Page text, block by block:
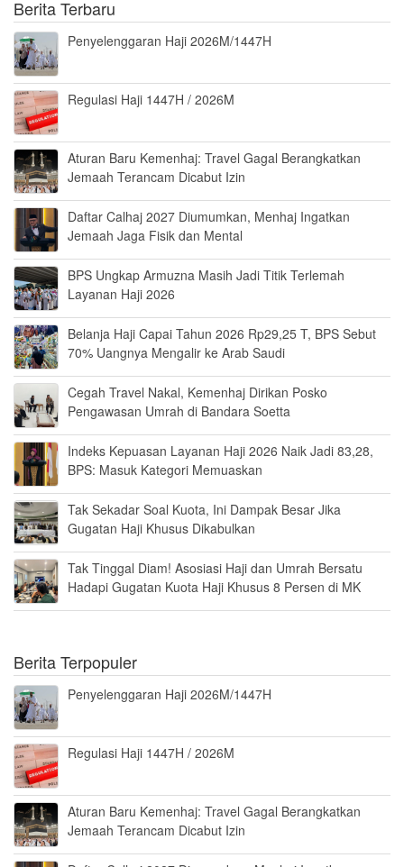
Berita Terbaru
Penyelenggaran Haji 2026M/1447H
Regulasi Haji 1447H / 2026M
Aturan Baru Kemenhaj: Travel Gagal Berangkatkan
Jemaah Terancam Dicabut Izin
Daftar Calhaj 2027 Diumumkan, Menhaj Ingatkan
Jemaah Jaga Fisik dan Mental
BPS Ungkap Armuzna Masih Jadi Titik Terlemah
Layanan Haji 2026
Belanja Haji Capai Tahun 2026 Rp29,25 T, BPS Sebut
70% Uangnya Mengalir ke Arab Saudi
Cegah Travel Nakal, Kemenhaj Dirikan Posko
Pengawasan Umrah di Bandara Soetta
Indeks Kepuasan Layanan Haji 2026 Naik Jadi 83,28,
BPS: Masuk Kategori Memuaskan
Tak Sekadar Soal Kuota, Ini Dampak Besar Jika
Gugatan Haji Khusus Dikabulkan
Tak Tinggal Diam! Asosiasi Haji dan Umrah Bersatu
Hadapi Gugatan Kuota Haji Khusus 8 Persen di MK
Berita Terpopuler
Penyelenggaran Haji 2026M/1447H
Regulasi Haji 1447H / 2026M
Aturan Baru Kemenhaj: Travel Gagal Berangkatkan
Jemaah Terancam Dicabut Izin